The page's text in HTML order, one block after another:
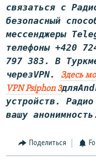
связаться с
безопасный
мессенджеры
телефоны +420
797 383. В
черезVPN.
Здесь
VPN Psiphon 3
устройств.
вашу
Поделиться